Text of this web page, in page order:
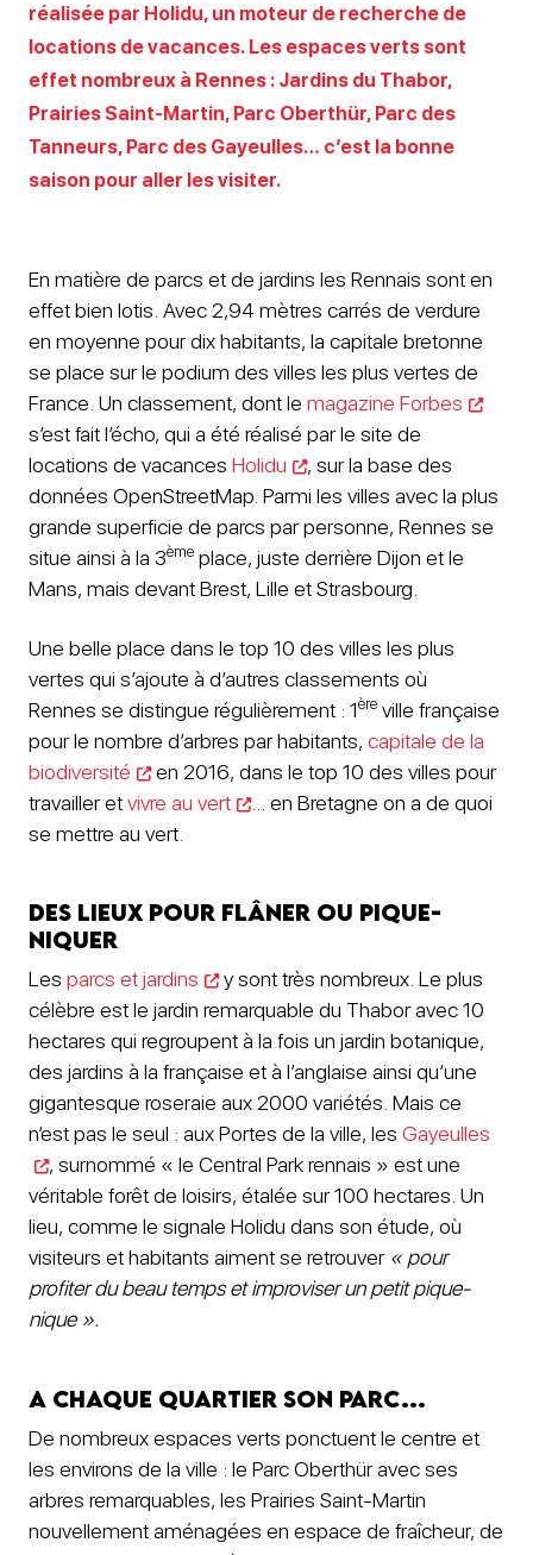
réalisée par Holidu, un moteur de recherche de
locations de vacances. Les espaces verts sont
effet nombreux à Rennes : Jardins du Thabor,
Prairies Saint-Martin, Parc Oberthür, Parc des
Tanneurs, Parc des Gayeulles… c’est la bonne
saison pour aller les visiter.
En matière de parcs et de jardins les Rennais sont en
effet bien lotis. Avec 2,94 mètres carrés de verdure
en moyenne pour dix habitants, la capitale bretonne
se place sur le podium des villes les plus vertes de
France. Un classement, dont le magazine Forbes
s’est fait l’écho, qui a été réalisé par le site de
locations de vacances Holidu
, sur la base des
données OpenStreetMap. Parmi les villes avec la plus
grande superficie de parcs par personne, Rennes se
situe ainsi à la 3ème place, juste derrière Dijon et le
Mans, mais devant Brest, Lille et Strasbourg.
Une belle place dans le top 10 des villes les plus
vertes qui s’ajoute à d’autres classements où
Rennes se distingue régulièrement : 1ère ville française
pour le nombre d’arbres par habitants, capitale de la
biodiversité
en 2016, dans le top 10 des villes pour
travailler etvivre au vert
… en Bretagne on a de quoi
se mettre au vert.
Des lieux pour flâner ou pique-
niquer
Les parcs et jardins
y sont très nombreux. Le plus
célèbre est le jardin remarquable du Thabor avec 10
hectares qui regroupent à la fois un jardin botanique,
des jardins à la française et à l’anglaise ainsi qu’une
gigantesque roseraie aux 2000 variétés. Mais ce
n’est pas le seul : aux Portes de la ville, les Gayeulles
, surnommé « le Central Park rennais » est une
véritable forêt de loisirs, étalée sur 100 hectares. Un
lieu, comme le signale Holidu dans son étude, où
visiteurs et habitants aiment se retrouver « pour
profiter du beau temps et improviser un petit pique-
nique ».
A chaque quartier son parc…
De nombreux espaces verts ponctuent le centre et
les environs de la ville : le Parc Oberthür avec ses
arbres remarquables, les Prairies Saint-Martin
nouvellement aménagées en espace de fraîcheur, de